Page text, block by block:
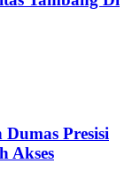
Dumas Presisi
Akses